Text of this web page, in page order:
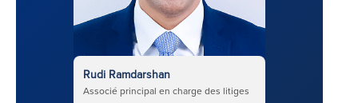
Rudi Ramdarshan
Associé principal en charge des litiges